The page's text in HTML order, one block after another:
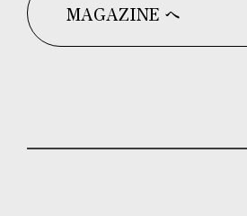
MAGAZINE へ